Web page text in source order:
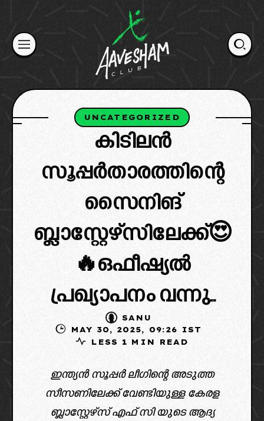
content
UNCATEGORIZED
കിടിലൻ
സൂപ്പർതാരത്തിന്റെ
സൈനിങ്
ബ്ലാസ്റ്റേഴ്‌സിലേക്ക്😍
🔥ഒഫീഷ്യൽ
പ്രഖ്യാപനം വന്നു..
SANU
MAY 30, 2025, 09:26 IST
LESS 1 MIN READ
ഇന്ത്യൻ സൂപ്പർ ലീഗിന്റെ അടുത്ത
സീസണിലേക്ക് വേണ്ടിയുള്ള കേരള
ബ്ലാസ്റ്റേഴ്സ് എഫ് സി യുടെ ആദ്യ